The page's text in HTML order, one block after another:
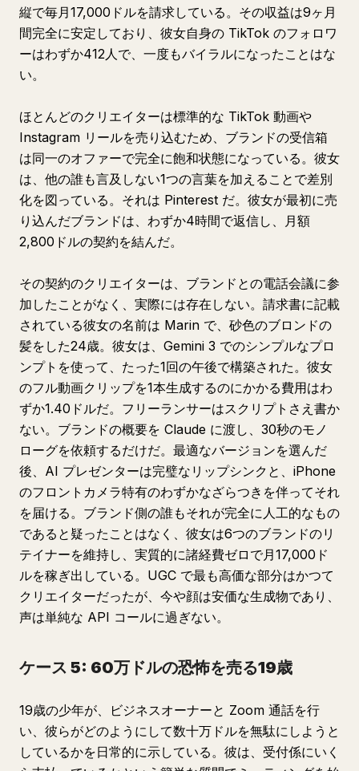
縦で毎月17,000ドルを請求している。その収益は9ヶ月
間完全に安定しており、彼女自身の TikTok のフォロワ
ーはわずか412人で、一度もバイラルになったことはな
い。
ほとんどのクリエイターは標準的な TikTok 動画や
Instagram リールを売り込むため、ブランドの受信箱
は同一のオファーで完全に飽和状態になっている。彼女
は、他の誰も言及しない1つの言葉を加えることで差別
化を図っている。それは Pinterest だ。彼女が最初に売
り込んだブランドは、わずか4時間で返信し、月額
2,800ドルの契約を結んだ。
その契約のクリエイターは、ブランドとの電話会議に参
加したことがなく、実際には存在しない。請求書に記載
されている彼女の名前は Marin で、砂色のブロンドの
髪をした24歳。彼女は、Gemini 3 でのシンプルなプロ
ンプトを使って、たった1回の午後で構築された。彼女
のフル動画クリップを1本生成するのにかかる費用はわ
ずか1.40ドルだ。フリーランサーはスクリプトさえ書か
ない。ブランドの概要を Claude に渡し、30秒のモノ
ローグを依頼するだけだ。最適なバージョンを選んだ
後、AI プレゼンターは完璧なリップシンクと、iPhone
のフロントカメラ特有のわずかなざらつきを伴ってそれ
を届ける。ブランド側の誰もそれが完全に人工的なもの
であると疑ったことはなく、彼女は6つのブランドのリ
テイナーを維持し、実質的に諸経費ゼロで月17,000ド
ルを稼ぎ出している。UGC で最も高価な部分はかつて
クリエイターだったが、今や顔は安価な生成物であり、
声は単純な API コールに過ぎない。
ケース 5: 60万ドルの恐怖を売る19歳
19歳の少年が、ビジネスオーナーと Zoom 通話を行
い、彼らがどのようにして数十万ドルを無駄にしようと
しているかを日常的に示している。彼は、受付係にいく